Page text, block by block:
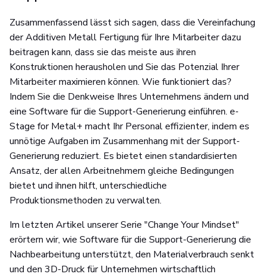
Zusammenfassend lässt sich sagen, dass die Vereinfachung
der Additiven Metall Fertigung für Ihre Mitarbeiter dazu
beitragen kann, dass sie das meiste aus ihren
Konstruktionen herausholen und Sie das Potenzial Ihrer
Mitarbeiter maximieren können. Wie funktioniert das?
Indem Sie die Denkweise Ihres Unternehmens ändern und
eine Software für die Support-Generierung einführen. e-
Stage for Metal+ macht Ihr Personal effizienter, indem es
unnötige Aufgaben im Zusammenhang mit der Support-
Generierung reduziert. Es bietet einen standardisierten
Ansatz, der allen Arbeitnehmern gleiche Bedingungen
bietet und ihnen hilft, unterschiedliche
Produktionsmethoden zu verwalten.
Im letzten Artikel unserer Serie "Change Your Mindset"
erörtern wir, wie Software für die Support-Generierung die
Nachbearbeitung unterstützt, den Materialverbrauch senkt
und den 3D-Druck für Unternehmen wirtschaftlich